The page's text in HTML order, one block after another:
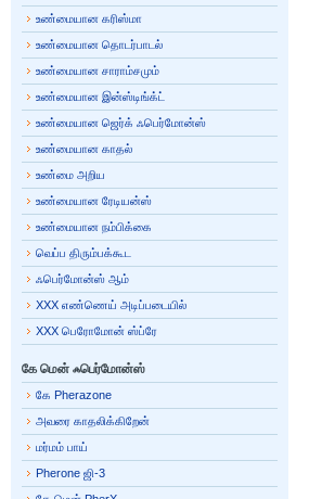
உண்மையான கரிஸ்மா
உண்மையான தொடர்பாடல்
உண்மையான சாராம்சமும்
உண்மையான இன்ஸ்டிங்க்ட்
உண்மையான ஜெர்க் ஃபெர்மோன்ஸ்
உண்மையான காதல்
உண்மை அறிய
உண்மையான ரேடியன்ஸ்
உண்மையான நம்பிக்கை
வெப்ப திரும்பக்கூட
ஃபெர்மோன்ஸ் ஆம்
XXX எண்ணெய் அடிப்படையில்
XXX பெரோமோன் ஸ்ப்ரே
கே மென் ஃபெர்மோன்ஸ்
கே Pherazone
அவரை காதலிக்கிறேன்
மர்மம் பாய்
Pherone ஜி-3